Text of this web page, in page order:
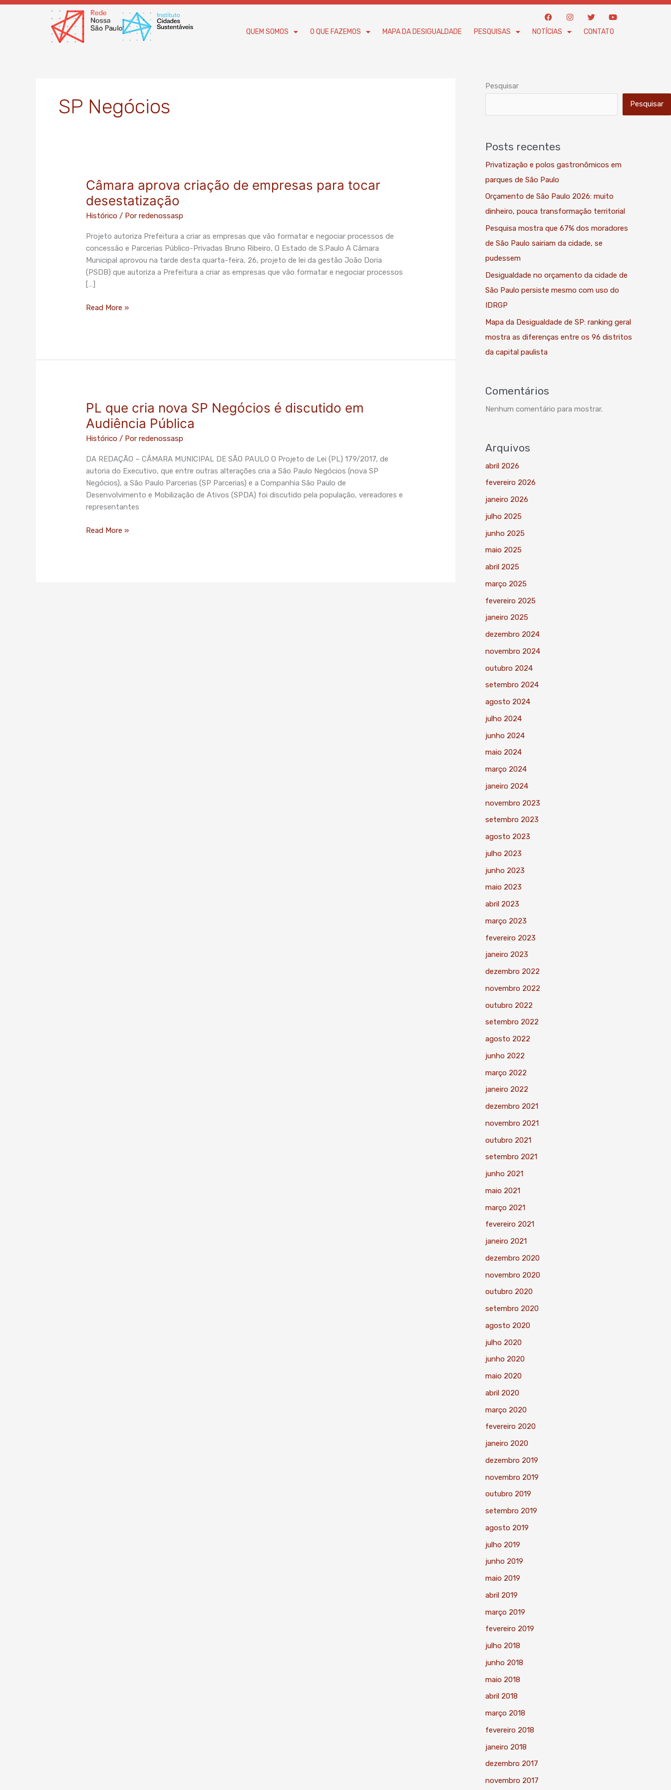
Ir
F
a
c
e
I
n
t
T
w
i
t
Y
o
u
t
QUEM SOMOS O QUE FAZEMOS MAPA DA DESIGUALDADE PESQUISAS NOTÍCIAS CONTATO
SP Negócios
Câmara aprova criação de empresas para tocar
desestatização
Histórico / Porredenossasp
Projeto autoriza Prefeitura a criar as empresas que vão formatar e negociar processos de
concessão e Parcerias Público-Privadas Bruno Ribeiro, O Estado de S.Paulo A Câmara
Municipal aprovou na tarde desta quarta-feira, 26, projeto de lei da gestão João Doria
(PSDB) que autoriza a Prefeitura a criar as empresas que vão formatar e negociar processos
[…]
Câmara
aprova
criação
de
para
desestatização
Read More »
PL que cria nova SP Negócios é discutido em
Audiência Pública
Histórico / Porredenossasp
DA REDAÇÃO – CÂMARA MUNICIPAL DE SÃO PAULO O Projeto de Lei (PL) 179/2017, de
autoria do Executivo, que entre outras alterações cria a São Paulo Negócios (nova SP
Negócios), a São Paulo Parcerias (SP Parcerias) e a Companhia São Paulo de
Desenvolvimento e Mobilização de Ativos (SPDA) foi discutido pela população, vereadores e
representantes
PL
que
cria
nova
discutido
Audiência
Pública
Read More »
Pesquisar
Pesquisar
Posts recentes
Privatização e polos gastronômicos em
parques de São Paulo
Orçamento de São Paulo 2026: muito
dinheiro, pouca transformação territorial
Pesquisa mostra que 67% dos moradores
de São Paulo sairiam da cidade, se
pudessem
Desigualdade no orçamento da cidade de
São Paulo persiste mesmo com uso do
IDRGP
Mapa da Desigualdade de SP: ranking geral
mostra as diferenças entre os 96 distritos
da capital paulista
Comentários
Nenhum comentário para mostrar.
Arquivos
abril 2026
fevereiro 2026
janeiro 2026
julho 2025
junho 2025
maio 2025
abril 2025
março 2025
fevereiro 2025
janeiro 2025
dezembro 2024
novembro 2024
outubro 2024
setembro 2024
agosto 2024
julho 2024
junho 2024
maio 2024
março 2024
janeiro 2024
novembro 2023
setembro 2023
agosto 2023
julho 2023
junho 2023
maio 2023
abril 2023
março 2023
fevereiro 2023
janeiro 2023
dezembro 2022
novembro 2022
outubro 2022
setembro 2022
agosto 2022
junho 2022
março 2022
janeiro 2022
dezembro 2021
novembro 2021
outubro 2021
setembro 2021
junho 2021
maio 2021
março 2021
fevereiro 2021
janeiro 2021
dezembro 2020
novembro 2020
outubro 2020
setembro 2020
agosto 2020
julho 2020
junho 2020
maio 2020
abril 2020
março 2020
fevereiro 2020
janeiro 2020
dezembro 2019
novembro 2019
outubro 2019
setembro 2019
agosto 2019
julho 2019
junho 2019
maio 2019
abril 2019
março 2019
fevereiro 2019
julho 2018
junho 2018
maio 2018
abril 2018
março 2018
fevereiro 2018
janeiro 2018
dezembro 2017
novembro 2017